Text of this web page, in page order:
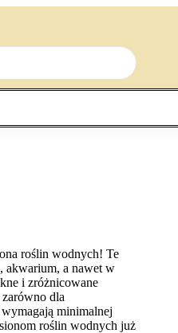
roślin wodnych! Te
akwarium, a nawet w
i zróżnicowane
dla
minimalnej
roślin wodnych już